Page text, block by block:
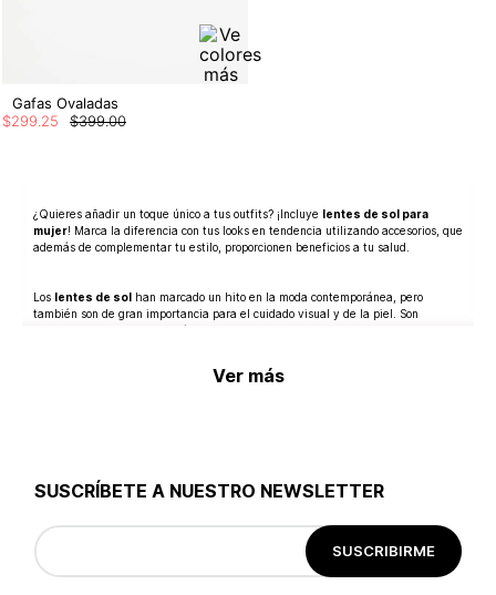
Gafas Ovaladas
$399.00
$299 25
¿Quieres añadir un toque único a tus outfits? ¡Incluye lentes de sol para
mujer! Marca la diferencia con tus looks en tendencia utilizando accesorios, que
además de complementar tu estilo, proporcionen beneficios a tu salud.
Los lentes de sol han marcado un hito en la moda contemporánea, pero
también son de gran importancia para el cuidado visual y de la piel. Son
perfectos como una protección contra los dañinos rayos UV y otros factores
Descubre loslentes de sol Studio Fen diferentes modelos y elige tus
¡Compra online y aprovecha envíos gratis por compras superiores a 1,499MX!
Ver más
SUSCRÍBETE A NUESTRO NEWSLETTER
SUSCRIBIRME